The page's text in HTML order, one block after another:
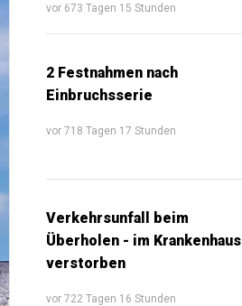
vor 673 Tagen 15 Stunden
2 Festnahmen nach
Einbruchsserie
vor 718 Tagen 17 Stunden
Verkehrsunfall beim
Überholen - im Krankenhaus
verstorben
vor 722 Tagen 16 Stunden